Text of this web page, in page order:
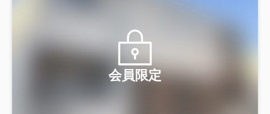
会員限定